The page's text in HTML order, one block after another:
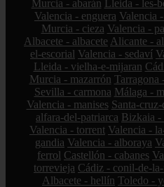
Murcia - abarán Lleida - les-
Valencia - enguera Valencia
Murcia - cieza Valencia -
Albacete - albacete Alicante -
el-escorial Valencia - sedaví
Lleida - vielha-e-mijaran
Murcia - mazarrón Tarragona
Sevilla - carmona Málaga -
Valencia - manises Santa-
alfara-del-patriarca Bizkaia -
Valencia - torrent Valencia -
gandia Valencia - alboraya
ferrol Castellón - cabanes
torrevieja Cádiz - conil-de-
Albacete - hellín Toledo -